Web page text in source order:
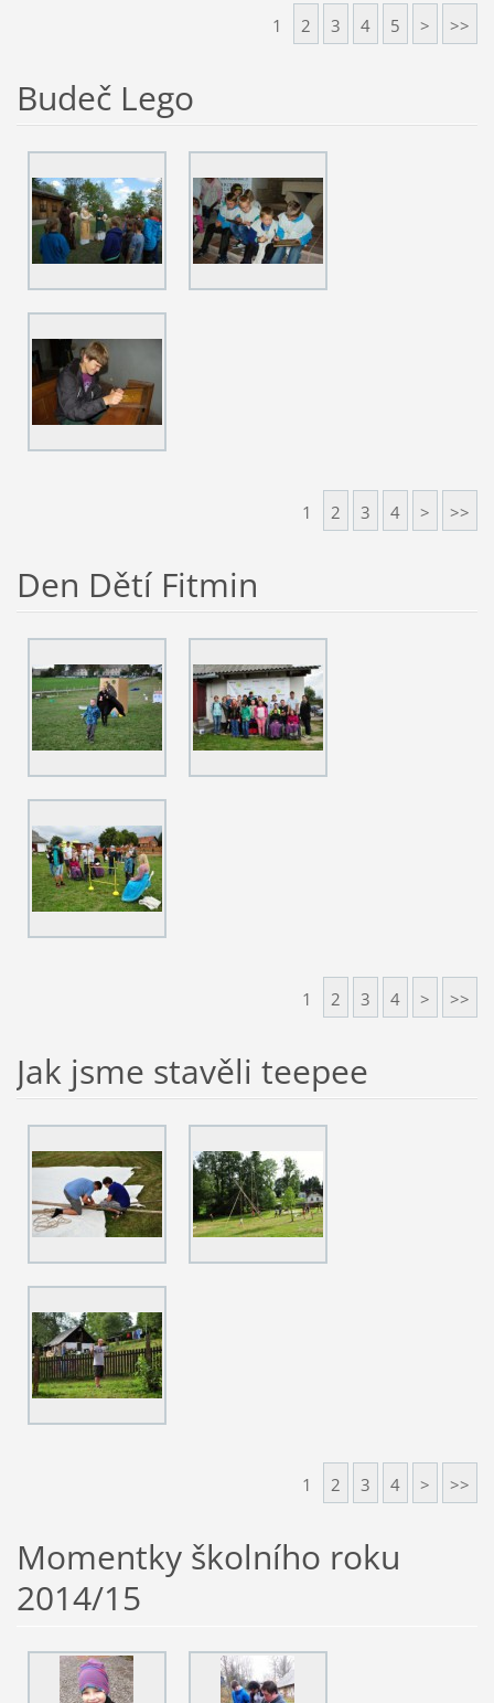
1 2 3 4 5 > >>
Budeč Lego
1 2 3 4 > >>
Den Dětí Fitmin
1 2 3 4 > >>
Jak jsme stavěli teepee
1 2 3 4 > >>
Momentky školního roku
2014/15